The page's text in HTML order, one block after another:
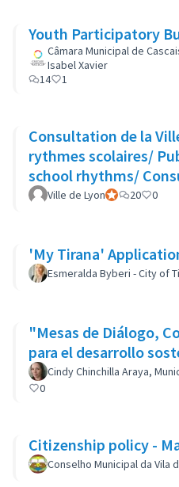
Youth Participatory
Câmara Municipal de
Isabel Xavier
14
1
Consultation de la
rythmes scolaires/
school rhythms/
escolares
Ville de LyonParticipant
20 0
Esmeralda Byberi - City of
"Mesas de Diálogo,
para el desarrollo
Cindy Chinchilla Araya,
0
Citizenship policy -
Conselho Municipal da Vila